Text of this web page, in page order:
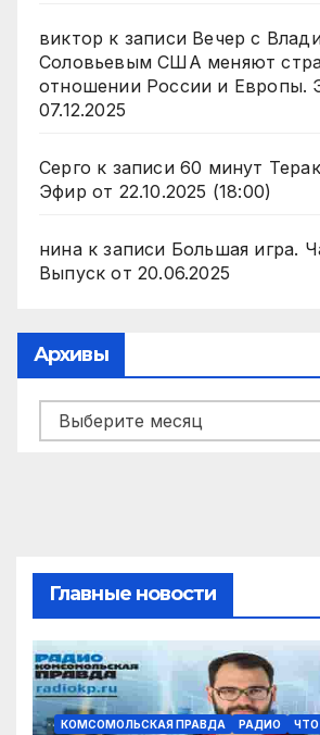
виктор к записи Вечер с
Соловьевым США меняют
отношении России и Европы.
07.12.2025
Серго к записи 60 минут
Эфир от 22.10.2025 (18:00)
нинак записи Большая игра.
Выпуск от 20.06.2025
Архивы
Архивы
Главные новости
КОМСОМОЛЬСКАЯ ПРАВДА РАДИО ЧТО